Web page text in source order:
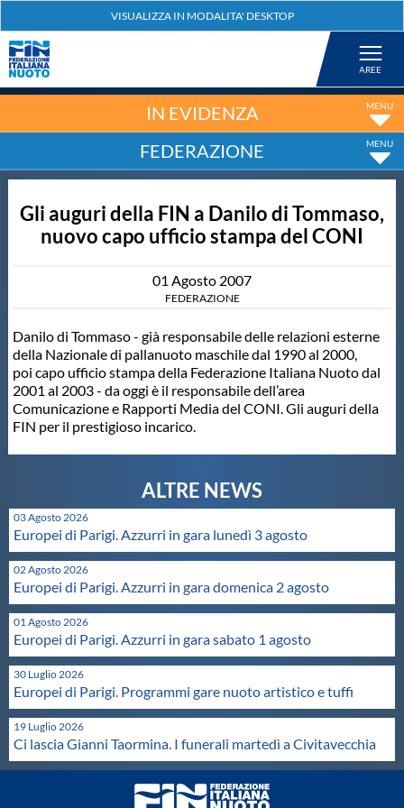
Nuoto
Tuffi
Salvamento
Master
GUG
Scuole Nuoto
Propaganda
Centri Federali
Area Legislativa
IN EVIDENZA
FEDERAZIONE
Gli auguri della FIN a Danilo di Tommaso,
nuovo capo ufficio stampa del CONI
01 Agosto 2007
FEDERAZIONE
Danilo di Tommaso - già responsabile delle relazioni esterne
della Nazionale di pallanuoto maschile dal 1990 al 2000,
poi capo ufficio stampa della Federazione Italiana Nuoto dal
2001 al 2003 - da oggi è il responsabile dell’area
Comunicazione e Rapporti Media del CONI. Gli auguri della
FIN per il prestigioso incarico.
03 Agosto 2026
Europei di Parigi. Azzurri in gara lunedì 3 agosto
02 Agosto 2026
Europei di Parigi. Azzurri in gara domenica 2 agosto
01 Agosto 2026
Europei di Parigi. Azzurri in gara sabato 1 agosto
30 Luglio 2026
Europei di Parigi. Programmi gare nuoto artistico e tuffi
19 Luglio 2026
Ci lascia Gianni Taormina. I funerali martedì a Civitavecchia